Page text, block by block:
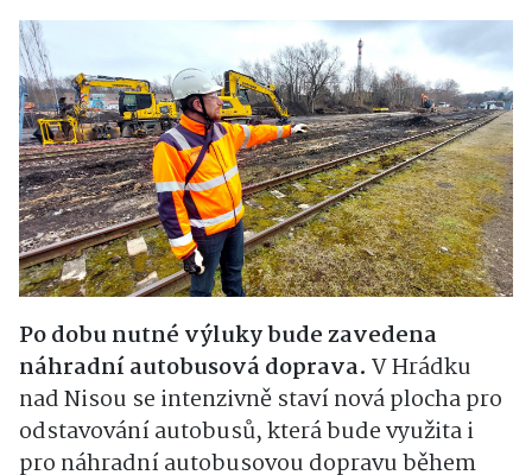
Po dobu nutné výluky bude zavedena
náhradní autobusová doprava. V Hrádku
nad Nisou se intenzivně staví nová plocha pro
odstavování autobusů, která bude využita i
pro náhradní autobusovou dopravu během